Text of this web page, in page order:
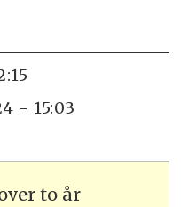
- 15:03
to år